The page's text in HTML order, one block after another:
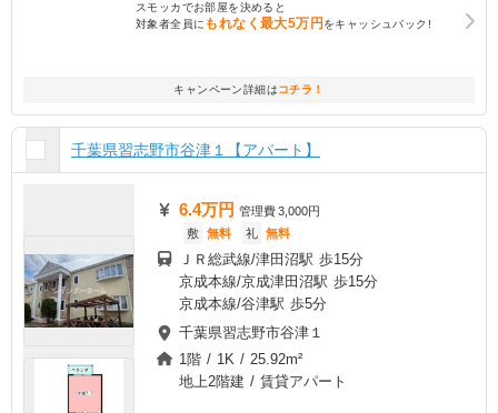
スモッカでお部屋を決めると
対象者全員に もれなく最大5万円 をキャッシュバック!
キャンペーン詳細はコチラ！
千葉県習志野市谷津１【アパート】
6.4万円 管理費3,000円
敷 無料 礼 無料
ＪＲ総武線/津田沼駅 歩15分
京成本線/京成津田沼駅 歩15分
京成本線/谷津駅 歩5分
千葉県習志野市谷津１
1階 / 1K / 25.92m²
地上2階建 / 賃貸アパート